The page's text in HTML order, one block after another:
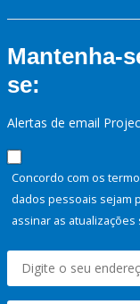
Mantenha-
se:
Alertas de email
Concordo com os
dados pessoais sejam
assinar as atualizações